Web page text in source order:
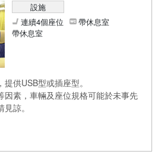
設施
連續4個座位
帶休息室
帶休息室
供USB型或插座型。
因素，車輛及座位規格可能於未事先
諒。